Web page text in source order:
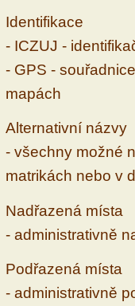
Identifikace
- ICZUJ -
- GPS -
mapách
Alternativní názvy
- všechny možné
matrikách nebo v
Nadřazená místa
- administrativně
Podřazená místa
- administrativně